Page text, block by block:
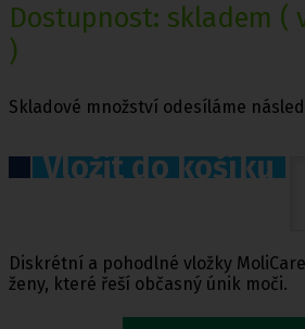
Dostupnost: skladem (
)
Skladové množství odesíláme
Vložit do košíku
Diskrétní a pohodlné vložky
ženy, které řeší občasný únik moči.